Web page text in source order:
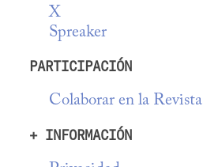
X
Spreaker
PARTICIPACIÓN
Colaborar en la Revista
+ INFORMACIÓN